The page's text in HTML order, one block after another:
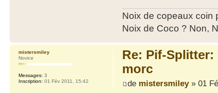
Noix de copeaux coin
Noix de Coco ? Non,
Re: Pif-
morc
de mistersmiley» 01
mistersmiley
Novice
Messages: 3
Inscription: 01 Fév 2011, 15:42